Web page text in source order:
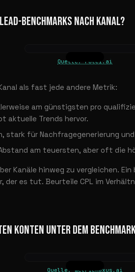
BENCHMARKS NACH KANAL?
Quelle: rule1.ai
als fast jede andere Metrik:
am günstigsten pro
aktuelle Trends hervor.
stark für Nachfragegenerierung
am teuersten, aber oft die
Kanäle hinweg zu vergleichen.
der es tut. Beurteile CPL im
KONTEN UNTER DEM
Quelle: metricnexus.ai